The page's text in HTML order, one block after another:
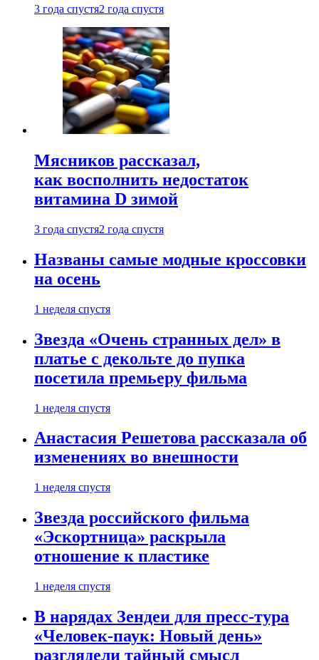
3 года спустя2 года спустя
Мясников рассказал,
как восполнить недостаток
витамина D зимой
3 года спустя2 года спустя
Названы самые модные кроссовки
на осень
1 неделя спустя
Звезда «Очень странных дел» в
платье с декольте до пупка
посетила премьеру фильма
1 неделя спустя
Анастасия Решетова рассказала об
изменениях во внешности
1 неделя спустя
Звезда российского фильма
«Эскортница» раскрыла
отношение к пластике
1 неделя спустя
В нарядах Зендеи для пресс-тура
«Человек-паук: Новый день»
разглядели тайный смысл